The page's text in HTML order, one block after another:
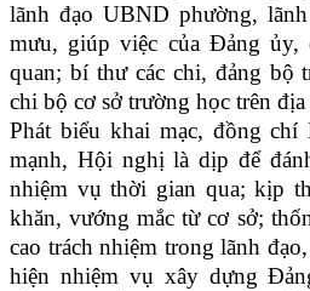
lãnh đạo UBND phường,
mưu, giúp việc của Đảng
quan; bí thư các chi, đảng bộ
chi bộ cơ sở trường học trên địa
Phát biểu khai mạc, đồng
mạnh, Hội nghị là dịp để
nhiệm vụ thời gian qua; kịp
khăn, vướng mắc từ cơ sở;
cao trách nhiệm trong lãnh
hiện nhiệm vụ xây dựng